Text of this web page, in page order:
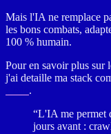
Mais l'IA ne remplace
les bons combats,
100 % humain.
Pour en savoir plus sur
j'ai detaille ma stack
.
“L'IA me permet
jours avant :